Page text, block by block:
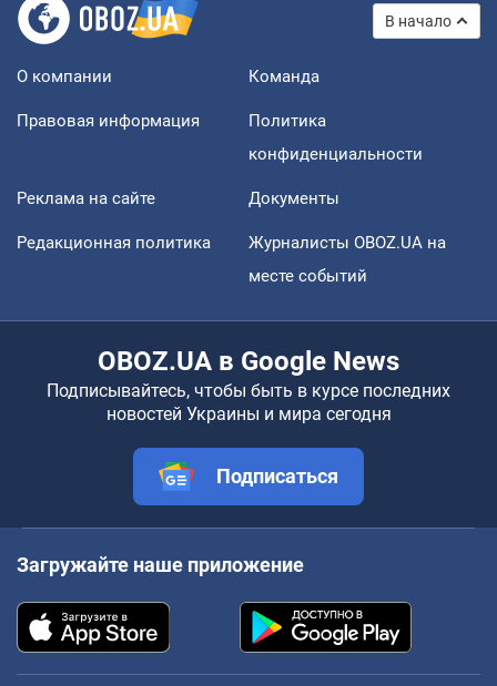
В начало
О компании Команда
Правовая информация
Политика
конфиденциальности
Реклама на сайте Документы
Редакционная политика
Журналисты OBOZ.UA на
месте событий
OBOZ.UA в Google News
Подписывайтесь, чтобы быть в курсе последних
новостей Украины и мира сегодня
Подписаться
Загружайте наше приложение